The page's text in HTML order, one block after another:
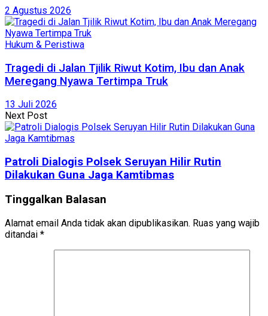
2 Agustus 2026
Hukum & Peristiwa
Tragedi di Jalan Tjilik Riwut Kotim, Ibu dan Anak
Meregang Nyawa Tertimpa Truk
13 Juli 2026
Next Post
Patroli Dialogis Polsek Seruyan Hilir Rutin
Dilakukan Guna Jaga Kamtibmas
Tinggalkan Balasan
Alamat email Anda tidak akan dipublikasikan. Ruas yang wajib
ditandai *